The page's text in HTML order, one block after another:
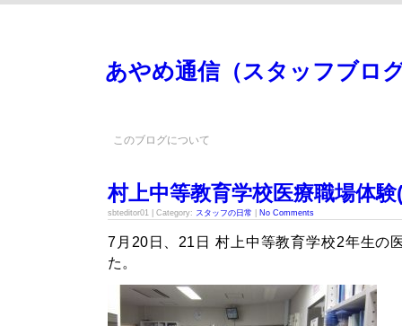
あやめ通信（スタッフブロ
このブログについて
村上中等教育学校医療職場体
sbteditor01 | Category: スタッフの日常 No Comments
7月20日、21日 村上中等教育学校2年生の
た。